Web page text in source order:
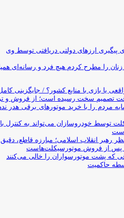
ارزهای دولتی دریافتی توسط وی
را مطرح کردم هیچ فرد و رسانه‌ای
/ جایگزینی کامل فرسوده‌ها با تولید ۶۰۰ هزار دستگاه در
تصمیم سخت رسیده است؛ از فروش و
مردم را با خرید موتورهای برقی هدر
توسط خودروسازان می‌تواند به کنترل
است
رهبر انقلاب اسلامی؛ مبارزه قاطع،
پس از فروش موتورسیکلت‌هاست
که پشت موتورسواران را خالی می‌کنند
حاکمیت